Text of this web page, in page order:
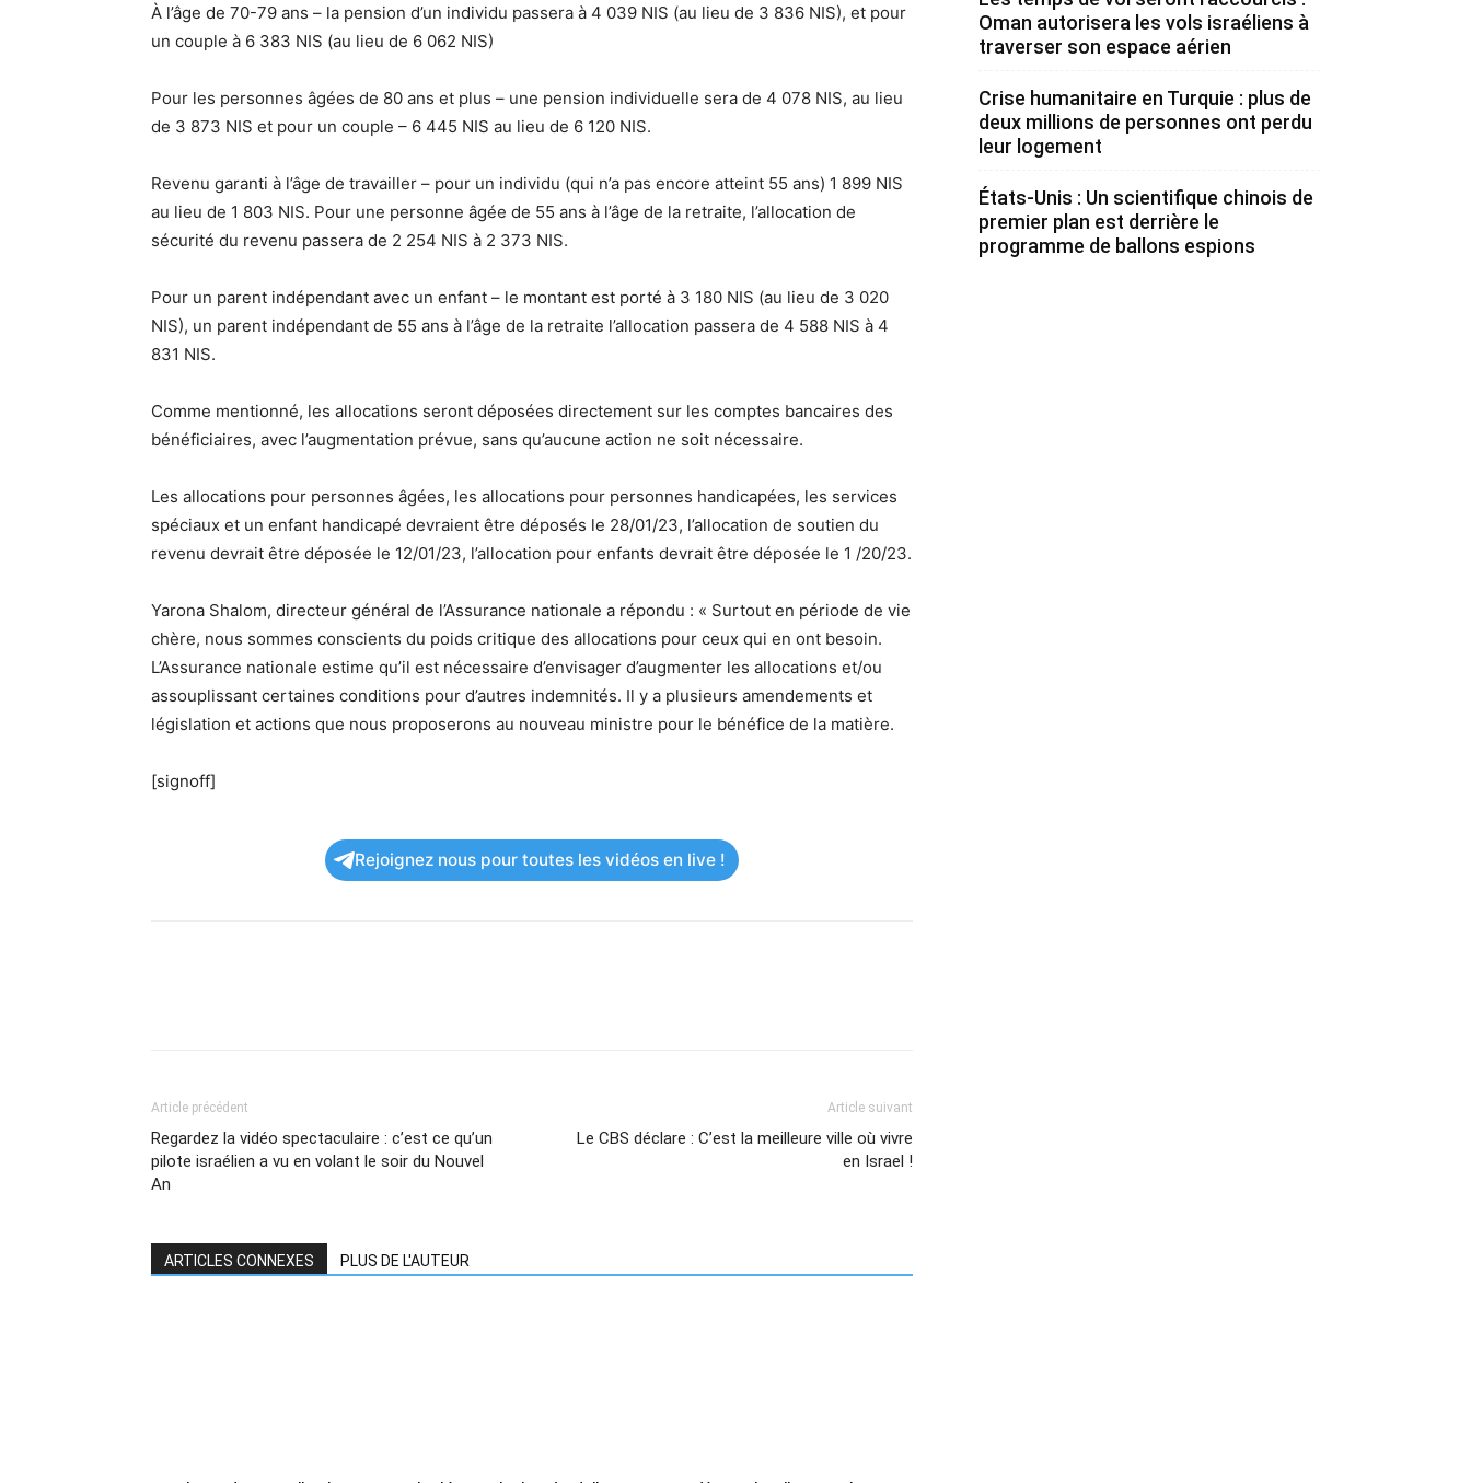
À l’âge de 70-79 ans – la pension d’un individu passera à 4 039 NIS (au lieu de 3 836 NIS), et pour
un couple à 6 383 NIS (au lieu de 6 062 NIS)
Pour les personnes âgées de 80 ans et plus – une pension individuelle sera de 4 078 NIS, au lieu
de 3 873 NIS et pour un couple – 6 445 NIS au lieu de 6 120 NIS.
Revenu garanti à l’âge de travailler – pour un individu (qui n’a pas encore atteint 55 ans) 1 899 NIS
au lieu de 1 803 NIS. Pour une personne âgée de 55 ans à l’âge de la retraite, l’allocation de
sécurité du revenu passera de 2 254 NIS à 2 373 NIS.
Pour un parent indépendant avec un enfant – le montant est porté à 3 180 NIS (au lieu de 3 020
NIS), un parent indépendant de 55 ans à l’âge de la retraite l’allocation passera de 4 588 NIS à 4
831 NIS.
Comme mentionné, les allocations seront déposées directement sur les comptes bancaires des
bénéficiaires, avec l’augmentation prévue, sans qu’aucune action ne soit nécessaire.
Les allocations pour personnes âgées, les allocations pour personnes handicapées, les services
spéciaux et un enfant handicapé devraient être déposés le 28/01/23, l’allocation de soutien du
revenu devrait être déposée le 12/01/23, l’allocation pour enfants devrait être déposée le 1 /20/23.
Yarona Shalom, directeur général de l’Assurance nationale a répondu : « Surtout en période de vie
chère, nous sommes conscients du poids critique des allocations pour ceux qui en ont besoin.
L’Assurance nationale estime qu’il est nécessaire d’envisager d’augmenter les allocations et/ou
assouplissant certaines conditions pour d’autres indemnités. Il y a plusieurs amendements et
législation et actions que nous proposerons au nouveau ministre pour le bénéfice de la matière.
[signoff]
Rejoignez nous pour toutes les vidéos en live !
Article précédent
Regardez la vidéo spectaculaire : c’est ce qu’un
pilote israélien a vu en volant le soir du Nouvel
An
Article suivant
Le CBS déclare : C’est la meilleure ville où vivre
en Israel !
ARTICLES CONNEXES PLUS DE L'AUTEUR
Oman autorisera les vols israéliens à
traverser son espace aérien
Crise humanitaire en Turquie : plus de
deux millions de personnes ont perdu
leur logement
États-Unis : Un scientifique chinois de
premier plan est derrière le
programme de ballons espions